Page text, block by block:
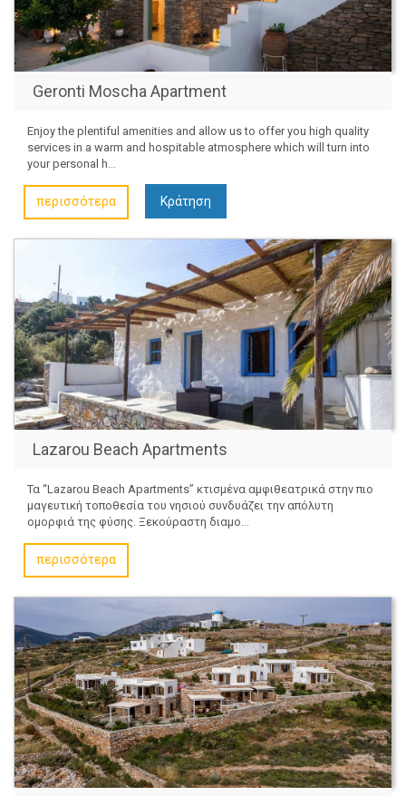
Geronti Moscha Apartment
Enjoy the plentiful amenities and allow us to offer you high quality
services in a warm and hospitable atmosphere which will turn into
your personal h...
περισσότερα Κράτηση
Lazarou Beach Apartments
Τα “Lazarou Beach Apartments” κτισμένα αμφιθεατρικά στην πιο
μαγευτική τοποθεσία του νησιού συνδυάζει την απόλυτη
ομορφιά της φύσης. Ξεκούραστη διαμο...
περισσότερα